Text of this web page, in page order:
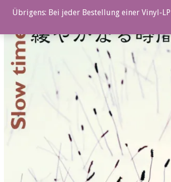
0%Übrigens: Bei jeder Bestellung einer Vinyl-